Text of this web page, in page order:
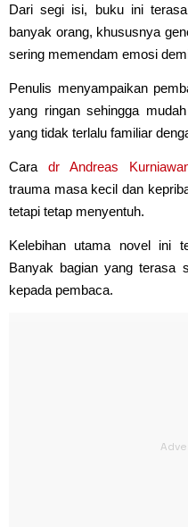
Dari segi isi, buku ini
banyak orang, khususnya
sering memendam emosi
Penulis menyampaikan
yang ringan sehingga
yang tidak terlalu familiar
Cara dr Andreas
trauma masa kecil dan
tetapi tetap menyentuh.
Kelebihan utama novel ini
Banyak bagian yang terasa
kepada pembaca.